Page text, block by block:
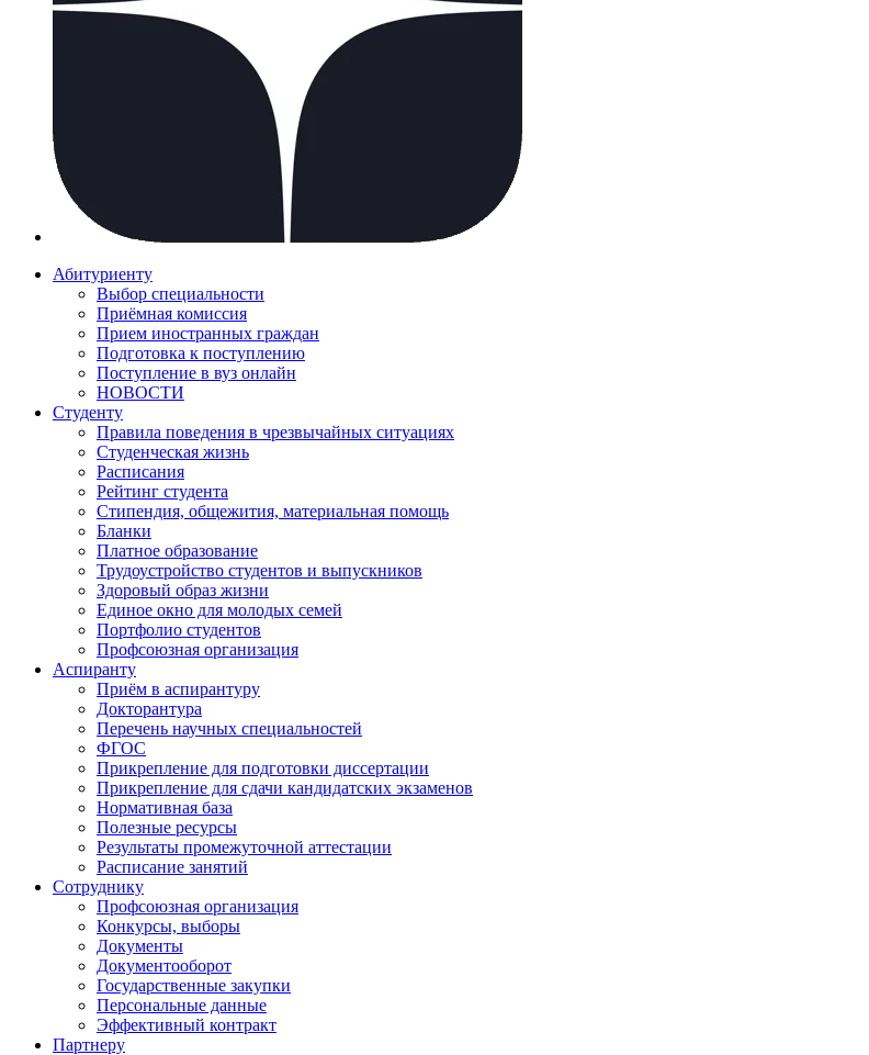
Абитуриенту
Выбор специальности
Приёмная комиссия
Прием иностранных граждан
Подготовка к поступлению
Поступление в вуз онлайн
НОВОСТИ
Студенту
Правила поведения в чрезвычайных ситуациях
Студенческая жизнь
Расписания
Рейтинг студента
Стипендия, общежития, материальная помощь
Бланки
Платное образование
Трудоустройство студентов и выпускников
Здоровый образ жизни
Единое окно для молодых семей
Портфолио студентов
Профсоюзная организация
Аспиранту
Приём в аспирантуру
Докторантура
Перечень научных специальностей
ФГОС
Прикрепление для подготовки диссертации
Прикрепление для сдачи кандидатских экзаменов
Нормативная база
Полезные ресурсы
Результаты промежуточной аттестации
Расписание занятий
Сотруднику
Профсоюзная организация
Конкурсы, выборы
Документы
Документооборот
Государственные закупки
Персональные данные
Эффективный контракт
Партнеру